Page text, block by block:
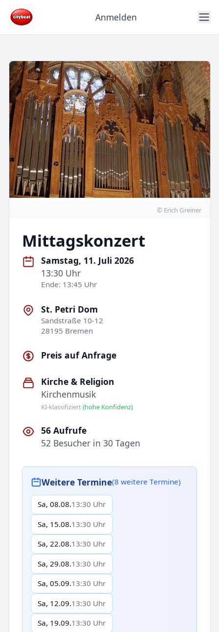
Anmelden
© Erich Greiner
Mittagskonzert
Samstag, 11. Juli 2026
13:30 Uhr
Ende: 13:45 Uhr
St. Petri Dom
Sandstraße 10-12
28195 Bremen
Preis auf Anfrage
Kirche & Religion
Kirchenmusik
KI-klassifiziert(hohe Konfidenz)
56 Aufrufe
52 Besucher in 30 Tagen
Weitere Termine(8 weitere Termine)
Sa, 08.08.13:30 Uhr
Sa, 15.08.13:30 Uhr
Sa, 22.08.13:30 Uhr
Sa, 29.08.13:30 Uhr
Sa, 05.09.13:30 Uhr
Sa, 12.09.13:30 Uhr
Sa, 19.09.13:30 Uhr